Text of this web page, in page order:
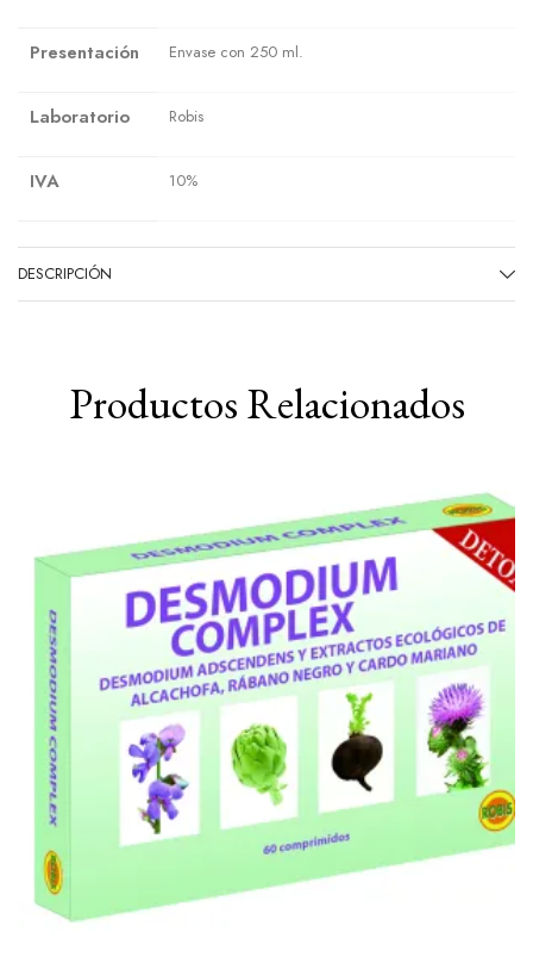
Presentación Envase con 250 ml.
Laboratorio Robis
IVA 10%
DESCRIPCIÓN
Productos Relacionados